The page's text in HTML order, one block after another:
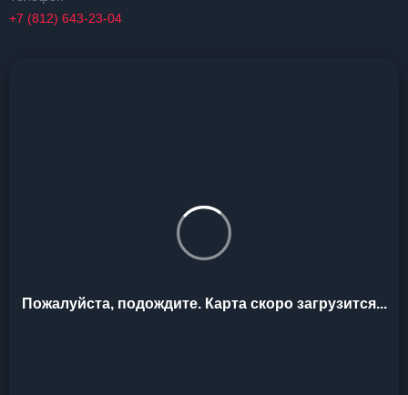
+7 (812) 643-23-04
Пожалуйста, подождите. Карта скоро загрузится...